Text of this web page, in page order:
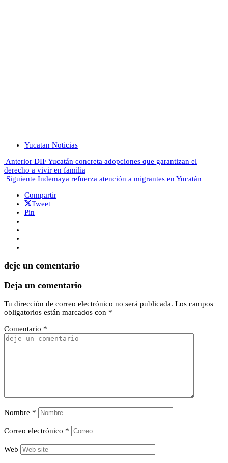
Yucatan Noticias
Anterior DIF Yucatán concreta adopciones que garantizan el
derecho a vivir en familia
Siguiente Indemaya refuerza atención a migrantes en Yucatán
Compartir
Tweet
Pin
deje un comentario
Deja un comentario
Tu dirección de correo electrónico no será publicada. Los campos
obligatorios están marcados con *
Comentario *
Nombre *
Correo electrónico *
Web